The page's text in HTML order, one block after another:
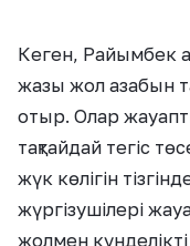
Кеген, Райымбек
жазы жол азабын
отыр. Олар
тақтайдай тегіс
жүк көлігін
жүргізушілері
жолмен